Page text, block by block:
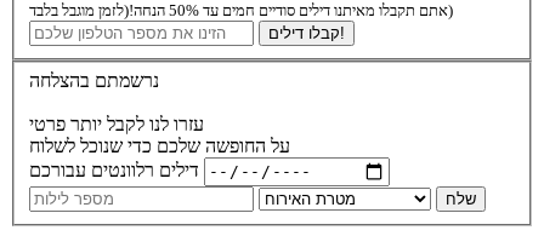
אתם תקבלו מאיתנו דילים סודיים חמים עד 50% הנחה!(לזמן מוגבל בלבד)
קבלו דילים!
נרשמתם בהצלחה
עזרו לנו לקבל יותר פרטי
על החופשה שלכם כדי שנוכל לשלוח
שלח